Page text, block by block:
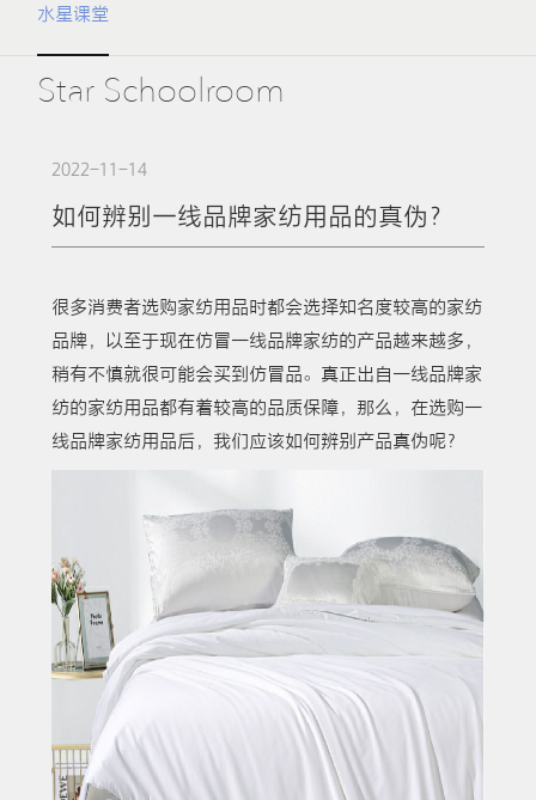
水星课堂
Star Schoolroom
2022-11-14
如何辨别一线品牌家纺用品的真伪？
很多消费者选购家纺用品时都会选择知名度较高的家纺
品牌，以至于现在仿冒一线品牌家纺的产品越来越多，
稍有不慎就很可能会买到仿冒品。真正出自一线品牌家
纺的家纺用品都有着较高的品质保障，那么，在选购一
线品牌家纺用品后，我们应该如何辨别产品真伪呢？